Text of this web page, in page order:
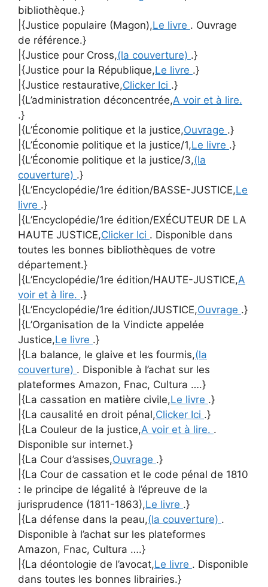
bibliothèque.}
|{Justice populaire (Magon),Le livre . Ouvrage
de référence.}
|{Justice pour Cross,(la couverture) .}
|{Justice pour la République,Le livre .}
|{Justice restaurative,Clicker Ici .}
|{L’administration déconcentrée,A voir et à lire.
.}
|{L’Économie politique et la justice,Ouvrage .}
|{L’Économie politique et la justice/1,Le livre .}
|{L’Économie politique et la justice/3,(la
couverture) .}
|{L’Encyclopédie/1re édition/BASSE-JUSTICE,Le
livre .}
|{L’Encyclopédie/1re édition/EXÉCUTEUR DE LA
HAUTE JUSTICE,Clicker Ici . Disponible dans
toutes les bonnes bibliothèques de votre
département.}
|{L’Encyclopédie/1re édition/HAUTE-JUSTICE,A
voir et à lire. .}
|{L’Encyclopédie/1re édition/JUSTICE,Ouvrage .}
|{L’Organisation de la Vindicte appelée
Justice,Le livre .}
|{La balance, le glaive et les fourmis,(la
couverture) . Disponible à l’achat sur les
plateformes Amazon, Fnac, Cultura ….}
|{La cassation en matière civile,Le livre .}
|{La causalité en droit pénal,Clicker Ici .}
|{La Couleur de la justice,A voir et à lire. .
Disponible sur internet.}
|{La Cour d’assises,Ouvrage .}
|{La Cour de cassation et le code pénal de 1810
: le principe de légalité à l’épreuve de la
jurisprudence (1811-1863),Le livre .}
|{La défense dans la peau,(la couverture) .
Disponible à l’achat sur les plateformes
Amazon, Fnac, Cultura ….}
|{La déontologie de l’avocat,Le livre . Disponible
dans toutes les bonnes librairies.}